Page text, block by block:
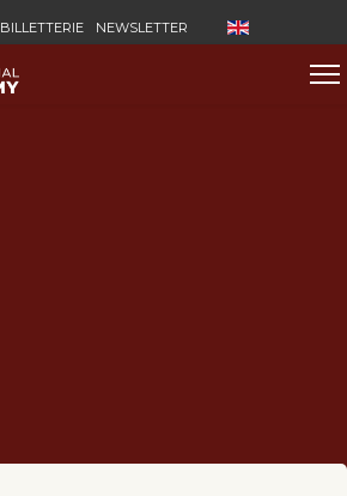
BILLETTERIE NEWSLETTER Sélectionnez